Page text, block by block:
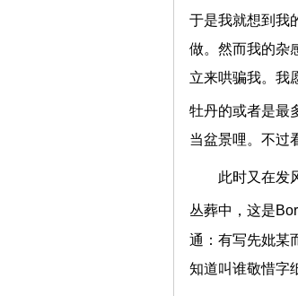
于是我就想到我
做。然而我的杂
立来哄骗我。我
牡丹的或者是最
当盆景哩。不过
此时又在发
丛葬中，这是
通：有写先妣某
知道叫谁敬惜字